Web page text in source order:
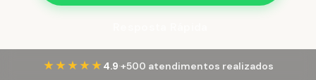
★★★★★ 4.9·+500 atendimentos realizados